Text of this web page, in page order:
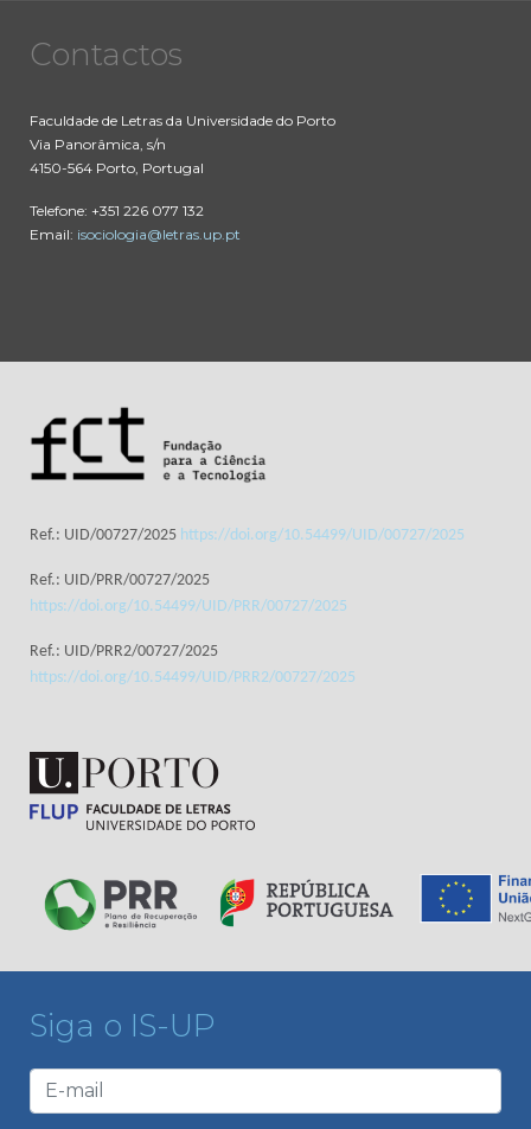
Contactos
Faculdade de Letras da Universidade do Porto
Via Panorâmica, s/n
4150-564 Porto, Portugal
Telefone: +351 226 077 132
Email: isociologia@letras.up.pt
Ref.: UID/00727/2025 https://doi.org/10.54499/UID/00727/2025
Ref.: UID/PRR/00727/2025
https://doi.org/10.54499/UID/PRR/00727/2025
Ref.: UID/PRR2/00727/2025
https://doi.org/10.54499/UID/PRR2/00727/2025
Siga o IS-UP